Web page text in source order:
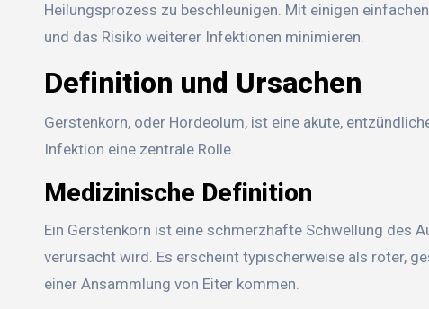
Heilungsprozess zu beschleunigen. Mit einigen
und das Risiko weiterer Infektionen minimieren.
Definition und Ursachen
Gerstenkorn, oder Hordeolum, ist eine akute,
Infektion eine zentrale Rolle.
Medizinische Definition
Ein Gerstenkorn ist eine schmerzhafte Schwellung des
verursacht wird. Es erscheint typischerweise als roter,
einer Ansammlung von Eiter kommen.